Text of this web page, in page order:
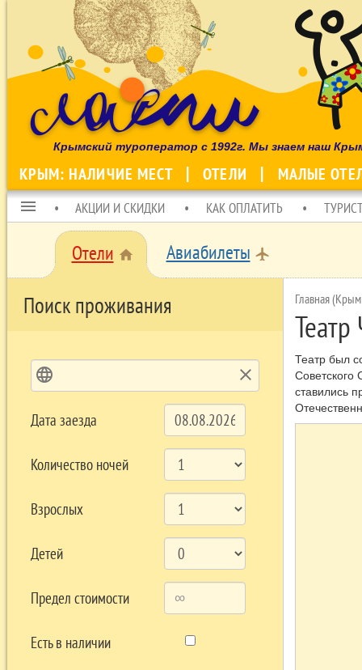
Крымский туроператор с 1992г. Мы знаем наш
КРЫМ: НАЛИЧИЕ МЕСТ ОТЕЛИ МАЛЫЕ
menu АКЦИИ И СКИДКИ КАК ОПЛАТИТЬ
Отели home Авиабилеты local_airport
Поиск проживания
language clear
Дата заезда
Количество ночей
Взрослых
Детей
Предел стоимости
Есть в наличии
Главная
Театр был
Советского
ставились